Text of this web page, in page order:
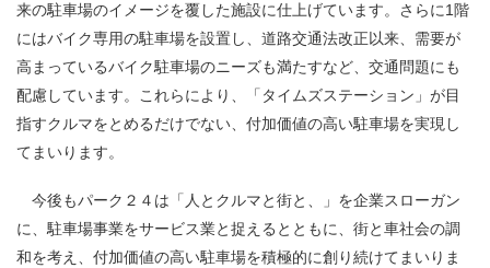
来の駐車場のイメージを覆した施設に仕上げています。さらに1階
にはバイク専用の駐車場を設置し、道路交通法改正以来、需要が
高まっているバイク駐車場のニーズも満たすなど、交通問題にも
配慮しています。これらにより、「タイムズステーション」が目
指すクルマをとめるだけでない、付加価値の高い駐車場を実現し
てまいります。
今後もパーク２４は「人とクルマと街と、」を企業スローガン
に、駐車場事業をサービス業と捉えるとともに、街と車社会の調
和を考え、付加価値の高い駐車場を積極的に創り続けてまいりま